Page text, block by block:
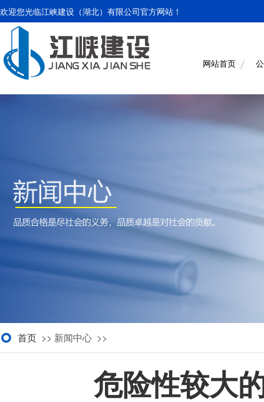
欢迎您光临江峡建设（湖北）有限公司官方网站！
网站首页
首页 >> 新闻中心 >>
危险性较大